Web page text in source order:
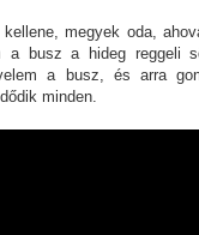
megyek oda,
busz a hideg reggeli
a busz, és arra
minden.